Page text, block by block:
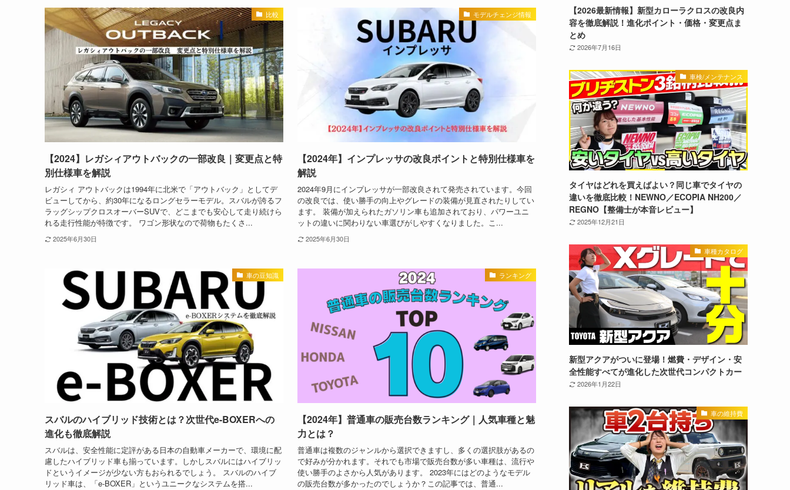
比較
【2024】レガシィアウトバックの一部改良｜変更点と特
別仕様車を解説
レガシィ アウトバックは1994年に北米で「アウトバック」としてデ
ビューしてから、約30年になるロングセラーモデル。スバルが誇るフ
ラッグシップクロスオーバーSUVで、どこまでも安心して走り続けら
れる走行性能が特徴です。 ワゴン形状なので荷物もたくさ...
2025年6月30日
モデルチェンジ情報
【2024年】インプレッサの改良ポイントと特別仕様車を
解説
2024年9月にインプレッサが一部改良されて発売されています。今回
の改良では、使い勝手の向上やグレードの装備が見直されたりしてい
ます。 装備が加えられたガソリン車も追加されており、パワーユニ
ットの違いに関わりない車選びがしやすくなりました。こ...
2025年6月30日
車の豆知識
スバルのハイブリッド技術とは？次世代e-BOXERへの
進化も徹底解説
スバルは、安全性能に定評がある日本の自動車メーカーで、環境に配
慮したハイブリッド車も揃っています。しかしスバルにはハイブリッ
ドというイメージが少ない方もおられるでしょう。 スバルのハイブ
リッド車は、「e-BOXER」というユニークなシステムを搭...
ランキング
【2024年】普通車の販売台数ランキング｜人気車種と魅
力とは？
普通車は複数のジャンルから選択できますし、多くの選択肢があるの
で好みが分かれます。それでも市場で販売台数が多い車種は、流行や
使い勝手のよさから人気があります。 2023年にはどのようなモデル
の販売台数が多かったのでしょうか？この記事では、普通...
【2026最新情報】新型カローラクロスの改良内
容を徹底解説！進化ポイント・価格・変更点ま
とめ
2026年7月16日
車検/メンテナンス
タイヤはどれを買えばよい？同じ車でタイヤの
違いを徹底比較！NEWNO／ECOPIA NH200／
REGNO【整備士が本音レビュー】
2025年12月21日
車種カタログ
新型アクアがついに登場！燃費・デザイン・安
全性能すべてが進化した次世代コンパクトカー
2026年1月22日
車の維持費